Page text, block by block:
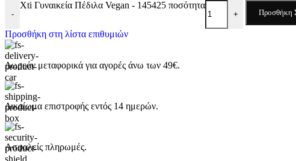
-
Xti Γυναικεία Πέδιλα Vegan - 145425 ποσότητα
+ Προσθήκη
Προσθήκη στη λίστα επιθυμιών
Δωρεάν μεταφορικά για αγορές άνω των 49€.
Δικαίωμα επιστροφής εντός 14 ημερών.
Ασφαλείς πληρωμές.